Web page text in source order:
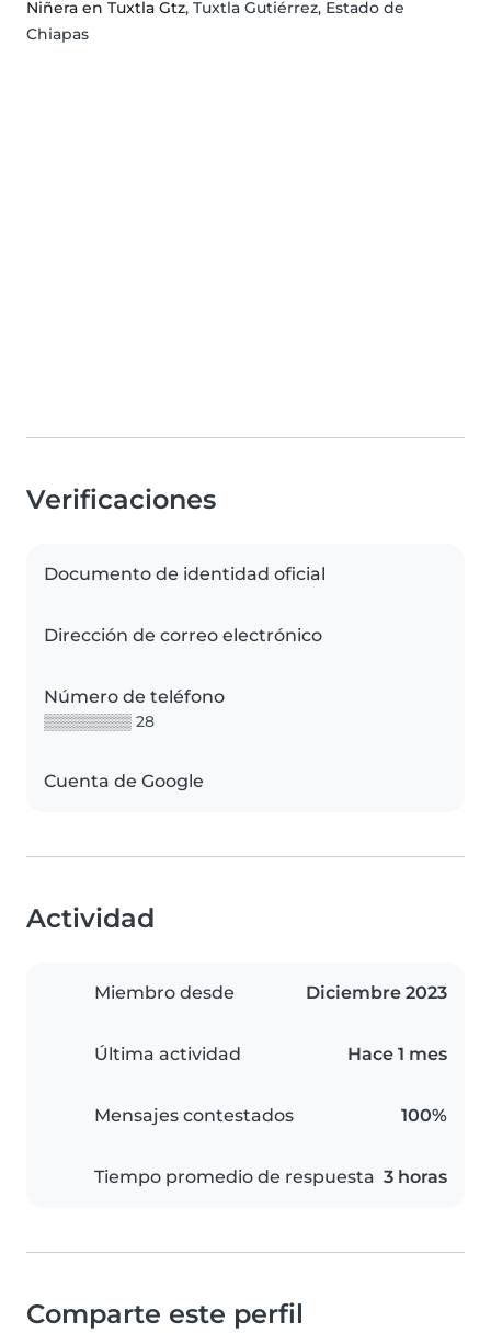
Niñera en Tuxtla Gtz, Tuxtla Gutiérrez, Estado de
Chiapas
Verificaciones
Documento de identidad oficial
Dirección de correo electrónico
Número de teléfono
▒▒▒▒▒▒▒▒ 28
Cuenta de Google
Actividad
Miembro desde Diciembre 2023
Última actividad Hace 1 mes
Mensajes contestados 100%
Tiempo promedio de respuesta 3 horas
Comparte este perfil